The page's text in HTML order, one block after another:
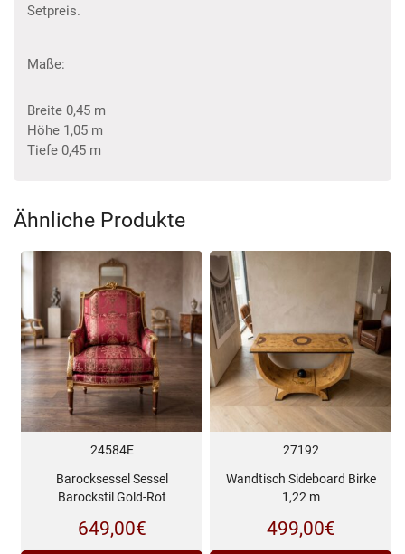
Setpreis.
Maße:
Breite 0,45 m
Höhe 1,05 m
Tiefe 0,45 m
Ähnliche Produkte
24584E
Barocksessel Sessel
Barockstil Gold-Rot
649,00€
27192
Wandtisch Sideboard Birke
1,22 m
499,00€